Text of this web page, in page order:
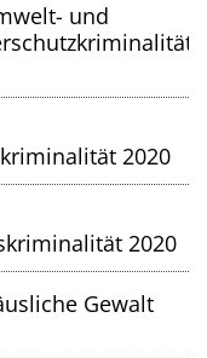
und
2020
2020
Gewalt